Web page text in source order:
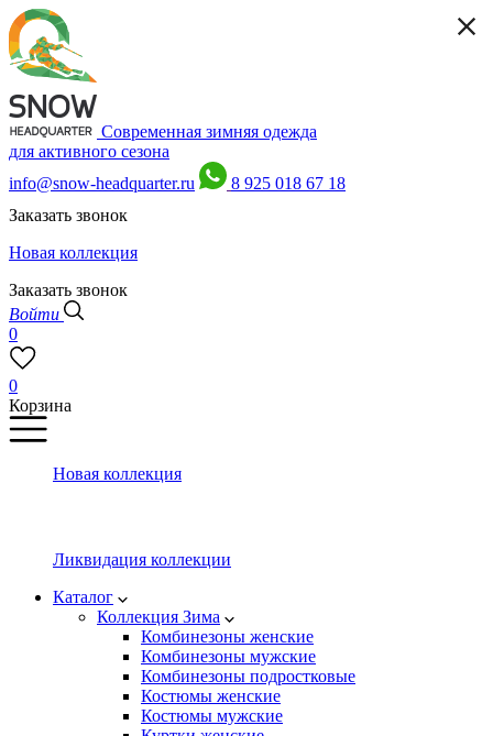
Современная зимняя одежда
для активного сезона
info@snow-headquarter.ru
8 925 018 67 18
Заказать звонок
Новая коллекция
Заказать звонок
Войти
0
0
Корзина
Новая коллекция
Ликвидация коллекции
Каталог
Коллекция Зима
Комбинезоны женские
Комбинезоны мужские
Комбинезоны подростковые
Костюмы женские
Костюмы мужские